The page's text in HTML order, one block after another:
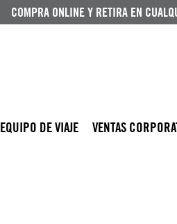
COMPRA ONLINE Y RETIRA EN
EQUIPO DE VIAJE VENTAS